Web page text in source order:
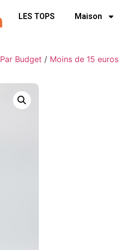
LES TOPS Maison
Par Budget / Moins de 15 euros